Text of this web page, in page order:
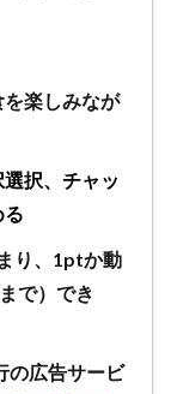
楽しみなが
択、チャッ
る
り、1ptか動
で）でき
の広告サービ